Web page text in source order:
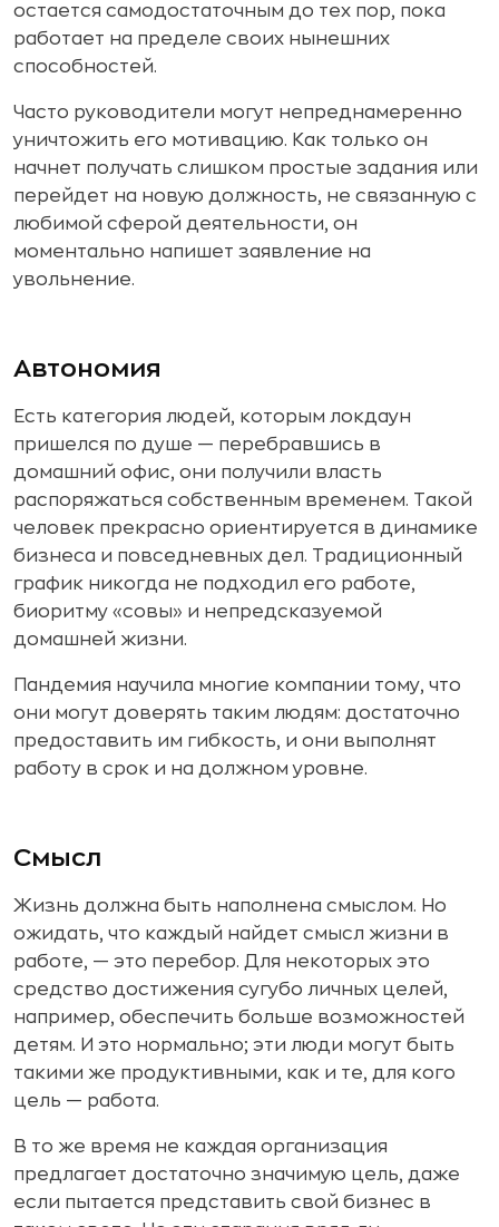
остается самодостаточным до тех пор, пока
работает на пределе своих нынешних
способностей.
Часто руководители могут непреднамеренно
уничтожить его мотивацию. Как только он
начнет получать слишком простые задания или
перейдет на новую должность, не связанную с
любимой сферой деятельности, он
моментально напишет заявление на
увольнение.
Автономия
Есть категория людей, которым локдаун
пришелся по душе — перебравшись в
домашний офис, они получили власть
распоряжаться собственным временем. Такой
человек прекрасно ориентируется в динамике
бизнеса и повседневных дел. Традиционный
график никогда не подходил его работе,
биоритму «совы» и непредсказуемой
домашней жизни.
Пандемия научила многие компании тому, что
они могут доверять таким людям: достаточно
предоставить им гибкость, и они выполнят
работу в срок и на должном уровне.
Смысл
Жизнь должна быть наполнена смыслом. Но
ожидать, что каждый найдет смысл жизни в
работе, — это перебор. Для некоторых это
средство достижения сугубо личных целей,
например, обеспечить больше возможностей
детям. И это нормально; эти люди могут быть
такими же продуктивными, как и те, для кого
цель — работа.
В то же время не каждая организация
предлагает достаточно значимую цель, даже
если пытается представить свой бизнес в